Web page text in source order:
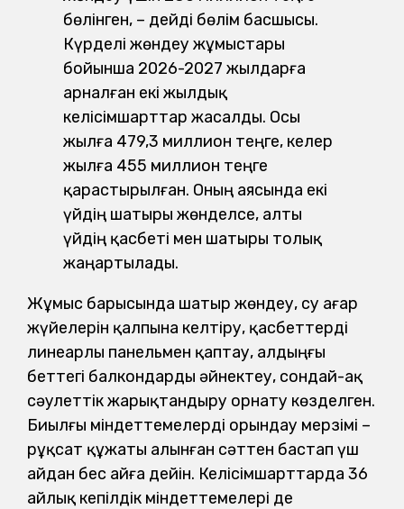
бөлінген, – дейді бөлім басшысы.
Күрделі жөндеу жұмыстары
бойынша 2026-2027 жылдарға
арналған екі жылдық
келісімшарттар жасалды. Осы
жылға 479,3 миллион теңге, келер
жылға 455 миллион теңге
қарастырылған. Оның аясында екі
үйдің шатыры жөнделсе, алты
үйдің қасбеті мен шатыры толық
жаңартылады.
Жұмыс барысында шатыр жөндеу, су ағар
жүйелерін қалпына келтіру, қасбеттерді
линеарлы панельмен қаптау, алдыңғы
беттегі балкондарды әйнектеу, сондай-ақ
сәулеттік жарықтандыру орнату көзделген.
Биылғы міндеттемелерді орындау мерзімі –
рұқсат құжаты алынған сәттен бастап үш
айдан бес айға дейін. Келісімшарттарда 36
айлық кепілдік міндеттемелері де